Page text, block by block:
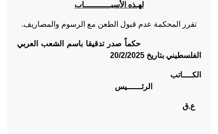
لهـذه الأسبـــــــــــاب
تقرر المحكمة عدم قبول الطعن مع الرسوم والمصاريف.
حكماً صدر تدقيقا باسم الشعب العربي
الفلسطيني بتاريخ 20/2/2025
الكــــاتب
الرئــــــيس
ع.ق